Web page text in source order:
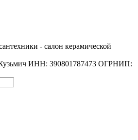
- салон керамической
ИНН: 390801787473 ОГРНИП: